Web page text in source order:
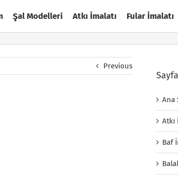
Şal Modelleri Atkı İmalatı Fular İmalatı
Previous
Ana
Atkı
Baf